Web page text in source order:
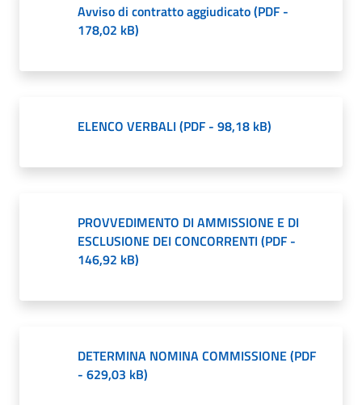
Avviso di contratto aggiudicato(PDF -
178,02 kB)
ELENCO VERBALI (PDF - 98,18 kB)
PROVVEDIMENTO DI AMMISSIONE E DI
ESCLUSIONE DEI CONCORRENTI (PDF -
146,92 kB)
DETERMINA NOMINA COMMISSIONE(PDF
- 629,03 kB)